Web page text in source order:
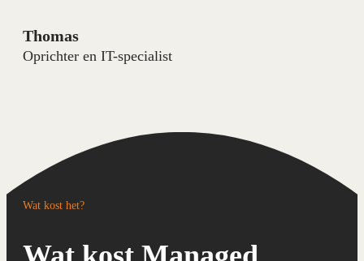
Thomas
Oprichter en IT-specialist
Wat kost het?